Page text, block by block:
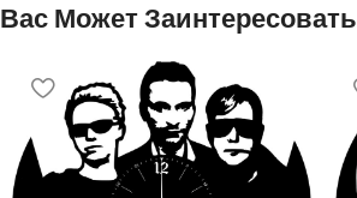
Вас Может Заинтересовать